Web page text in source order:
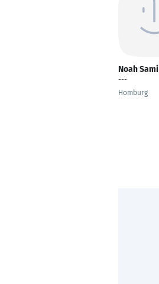
Noah Sami
---
Homburg